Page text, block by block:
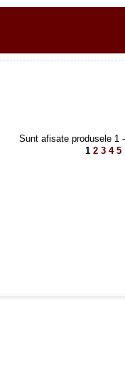
Sunt afisate produsele 1
1 2 3 4 5